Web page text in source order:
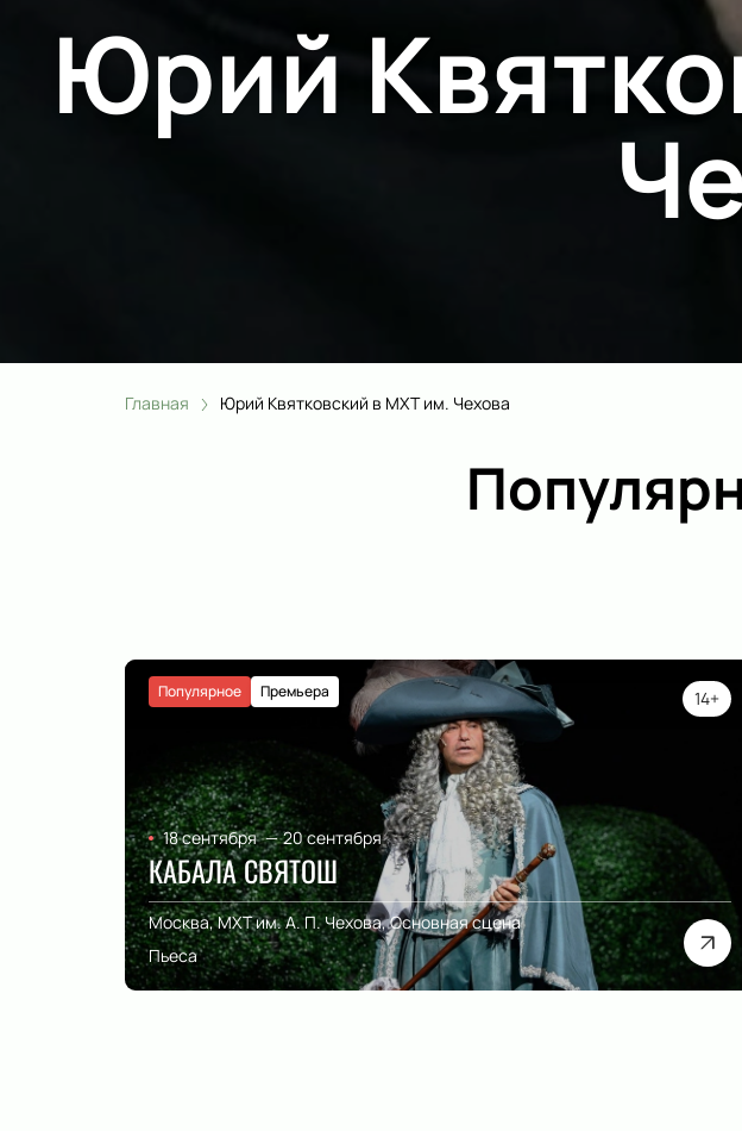
Юрий
Главная Юрий Квятковский в МХТ им. Чехова
Популярное Премьера 14+
18 сентября — 20 сентября
КАБАЛА СВЯТОШ
Москва, МХТ им. А. П. Чехова, Основная сцена
Пьеса